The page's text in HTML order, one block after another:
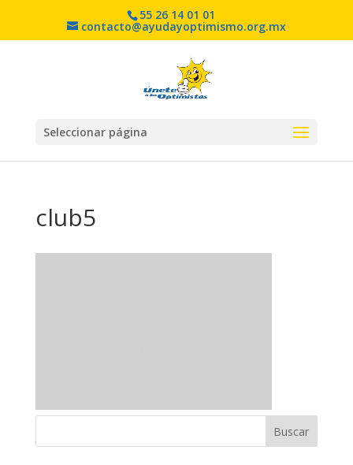
55 26 14 01 01
contacto@ayudayoptimismo.org.mx
Seleccionar página
club5